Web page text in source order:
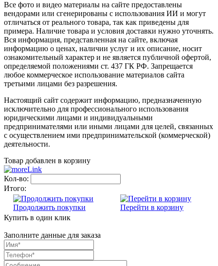
Все фото и видео материалы на сайте предоставлены
вендорами или сгенерированы с использования ИИ и могут
отличаться от реального товара, так как приведены для
примера. Наличие товара и условия доставки нужно уточнять.
Вся информация, представленная на сайте, включая
информацию о ценах, наличии услуг и их описание, носит
ознакомительный характер и не является публичной офертой,
определяемой положениями ст. 437 ГК РФ. Запрещается
любое коммерческое использование материалов сайта
третьими лицами без разрешения.
Настоящий сайт содержит информацию, предназначенную
исключительно для профессионального использования
юридическими лицами и индивидуальными
предпринимателями или иными лицами для целей, связанных
с осуществлением ими предпринимательской (коммерческой)
деятельности.
Товар добавлен в корзину
Кол-во:
Итого:
Продолжить покупки
Перейти в корзину
Купить в один клик
Заполните данные для заказа